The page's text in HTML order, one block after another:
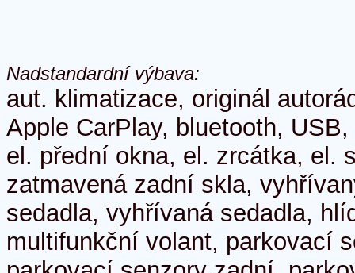
Nadstandardní výbava:
aut. klimatizace, originál
Apple CarPlay, bluetooth,
el. přední okna, el. zrcátka, el.
zatmavená zadní skla,
sedadla, vyhřívaná sedadla,
multifunkční volant, parkovací